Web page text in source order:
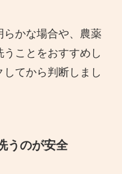
らかな場合や、農薬
ことをおすすめし
てから判断しまし
うのが安全